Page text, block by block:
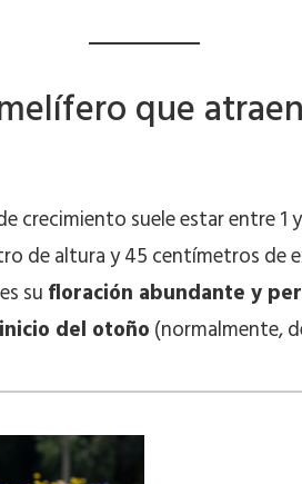
que
crecimiento suele estar entre 1
de altura y 45 centímetros de
sufloración abundante y
del otoño(normalmente,